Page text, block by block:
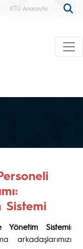
KTÜ Anasayfa
Sistemi
Yönetim Sistemi:
arkadaşlarımızı